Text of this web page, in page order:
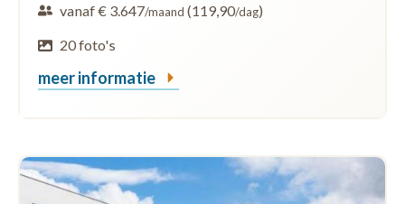
vanaf € 3.647/maand (119,90/dag)
20 foto's
meer informatie